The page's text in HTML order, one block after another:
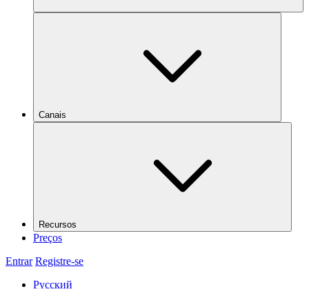
Canais
Recursos
Preços
Entrar Registre-se
Русский